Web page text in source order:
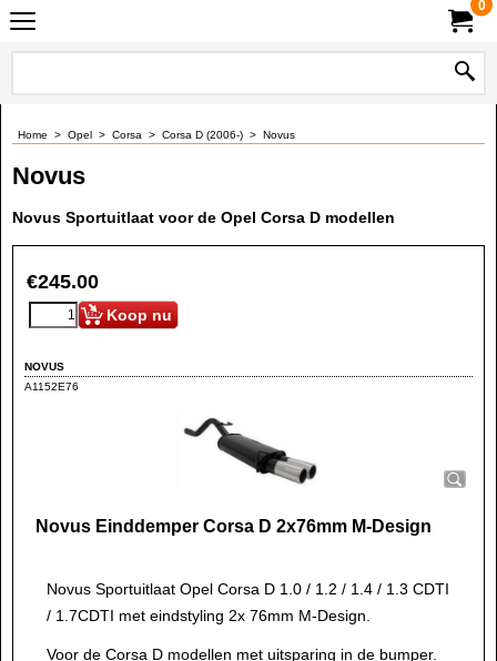
0
Home > Opel > Corsa > Corsa D (2006-) > Novus
Novus
Novus Sportuitlaat voor de Opel Corsa D modellen
€245.00
Koop nu
NOVUS
A1152E76
Novus Einddemper Corsa D 2x76mm M-Design
Novus Sportuitlaat Opel Corsa D 1.0 / 1.2 / 1.4 / 1.3 CDTI
/ 1.7CDTI met eindstyling 2x 76mm M-Design.
Voor de Corsa D modellen met uitsparing in de bumper.